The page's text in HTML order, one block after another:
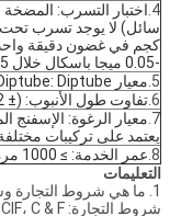
4. اختبار التسرب:
كجم في غضون دقيقة
-0.05 ميجا باسكال خلال 5 دقائق.
5. معيار Diptube: Diptube والإسكان (Tensile≥10N).
6.تفاوت طول الأنبوب: (± 2 مم).
7. معيار الرغوة: الإسفنج
يعتمد على تركيبات
8. عمر الخدمة: ≥ 1000 مرة.
التعليمات
1. ما هي شروط التجارة وشروط الدفع؟